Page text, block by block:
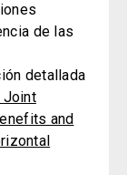
de las
detallada
Joint
and